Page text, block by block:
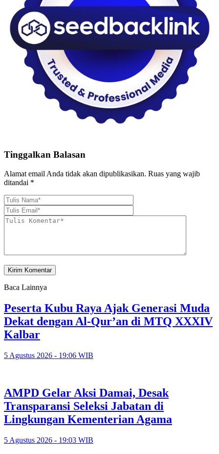
Tinggalkan Balasan
Alamat email Anda tidak akan dipublikasikan. Ruas yang wajib
ditandai *
Baca Lainnya
Peserta Kubu Raya Ajak Generasi Muda
Dekat dengan Al-Qur’an di MTQ XXXIV
Kalbar
5 Agustus 2026 - 19:06 WIB
AMPD Gelar Aksi Damai, Desak
Transparansi Seleksi Jabatan di
Lingkungan Kementerian Agama
5 Agustus 2026 - 19:03 WIB